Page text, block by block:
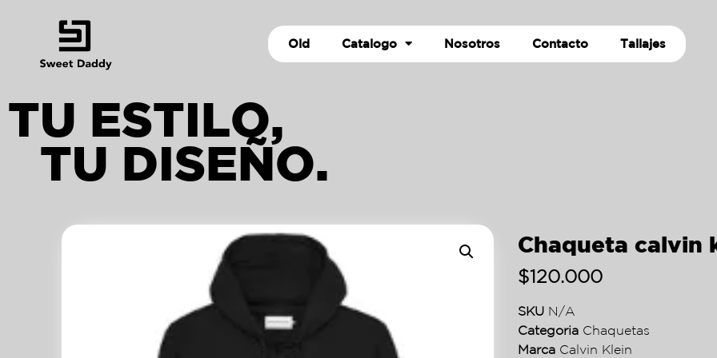
Old Catalogo Nosotros Contacto Tallajes
TU ESTILO,
TU DISEÑO.
Chaqueta calvin
$120.000
SKU N/A
Categoria Chaquetas
Marca Calvin Klein